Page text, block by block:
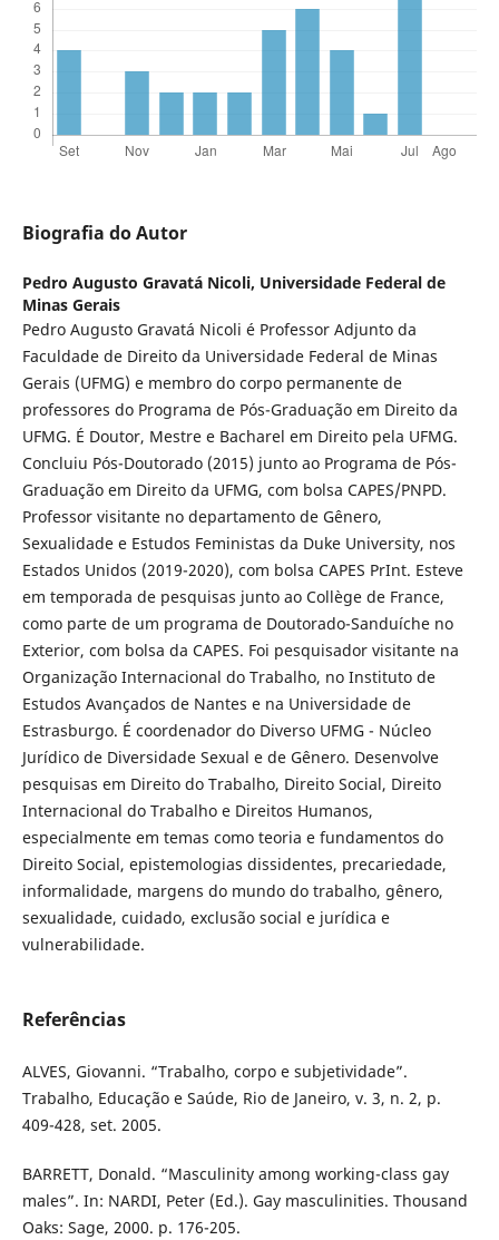
Biografia do Autor
Pedro Augusto Gravatá Nicoli, Universidade Federal de
Minas Gerais
Pedro Augusto Gravatá Nicoli é Professor Adjunto da
Faculdade de Direito da Universidade Federal de Minas
Gerais (UFMG) e membro do corpo permanente de
professores do Programa de Pós-Graduação em Direito da
UFMG. É Doutor, Mestre e Bacharel em Direito pela UFMG.
Concluiu Pós-Doutorado (2015) junto ao Programa de Pós-
Graduação em Direito da UFMG, com bolsa CAPES/PNPD.
Professor visitante no departamento de Gênero,
Sexualidade e Estudos Feministas da Duke University, nos
Estados Unidos (2019-2020), com bolsa CAPES PrInt. Esteve
em temporada de pesquisas junto ao Collège de France,
como parte de um programa de Doutorado-Sanduíche no
Exterior, com bolsa da CAPES. Foi pesquisador visitante na
Organização Internacional do Trabalho, no Instituto de
Estudos Avançados de Nantes e na Universidade de
Estrasburgo. É coordenador do Diverso UFMG - Núcleo
Jurídico de Diversidade Sexual e de Gênero. Desenvolve
pesquisas em Direito do Trabalho, Direito Social, Direito
Internacional do Trabalho e Direitos Humanos,
especialmente em temas como teoria e fundamentos do
Direito Social, epistemologias dissidentes, precariedade,
informalidade, margens do mundo do trabalho, gênero,
sexualidade, cuidado, exclusão social e jurídica e
vulnerabilidade.
Referências
ALVES, Giovanni. “Trabalho, corpo e subjetividade”.
Trabalho, Educação e Saúde, Rio de Janeiro, v. 3, n. 2, p.
409-428, set. 2005.
BARRETT, Donald. “Masculinity among working-class gay
males”. In: NARDI, Peter (Ed.). Gay masculinities. Thousand
Oaks: Sage, 2000. p. 176-205.